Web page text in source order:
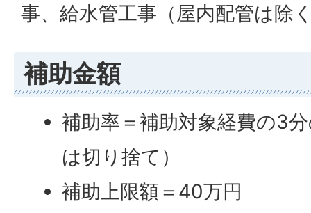
事、給水管工事（屋内配管は除
補助金額
補助率＝補助対象経費の3
は切り捨て）
補助上限額＝40万円